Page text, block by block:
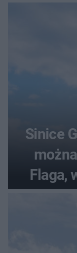
Sinice
Flaga,